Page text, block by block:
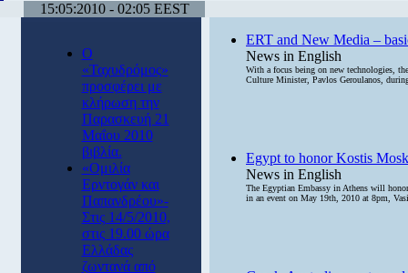
15:05:2010 - 02:05 EEST
Ο
«Ταχυδρόμος»
προσφέρει με
κλήρωση την
Παρασκευή 21
Μαΐου 2010
βιβλία.
«Ομιλία
Ερντογάν και
Παπανδρέου»-
Στις 14/5/2010,
στις 19.00 ώρα
Ελλάδας
ζωντανά από
ERT and New Media –
News in English
With a focus being on new technologies,
Culture Minister, Pavlos Geroulanos,
Egypt to honor Kostis
News in English
The Egyptian Embassy in Athens will
in an event on May 19th, 2010 at 8pm,